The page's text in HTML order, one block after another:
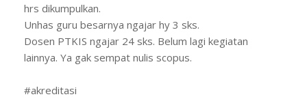
hrs dikumpulkan.
Unhas guru besarnya ngajar hy 3 sks.
Dosen PTKIS ngajar 24 sks. Belum lagi kegiatan
lainnya. Ya gak sempat nulis scopus.
#akreditasi